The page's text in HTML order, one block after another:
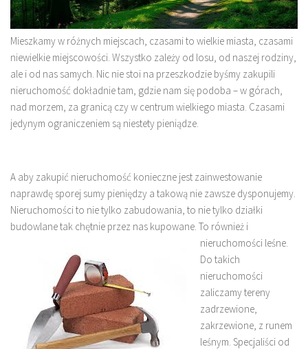
Mieszkamy w różnych miejscach, czasami to wielkie miasta, czasami
niewielkie miejscowości. Wszystko zależy od losu, od naszej rodziny,
ale i od nas samych. Nic nie stoi na przeszkodzie byśmy zakupili
nieruchomość dokładnie tam, gdzie nam się podoba – w górach,
nad morzem, za granicą czy w centrum wielkiego miasta. Czasami
jedynym ograniczeniem są niestety pieniądze.
A aby zakupić nieruchomość konieczne jest zainwestowanie
naprawdę sporej sumy pieniędzy a takową nie zawsze dysponujemy.
Nieruchomości to nie tylko zabudowania, to nie tylko działki
budowlane tak chętnie przez nas kupowane. To również i
nieruchomości leśne.
Do takich
nieruchomości
zaliczamy tereny
zadrzewione,
zakrzewione, z runem
leśnym. Specjaliści od